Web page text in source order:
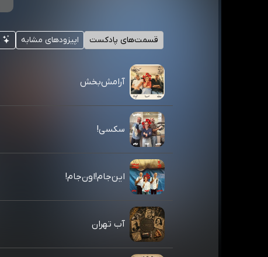
قسمت‌های پادکست اپیزودهای مشابه
آرامش‌بخش
سکسی!
این‌جام!اون‌جام!
آب تهران